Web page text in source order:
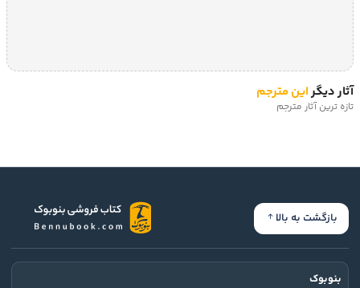
آثار دیگراین مترجم
تازه ترین آثار مترجم
بازگشت به بالا
بنوبوک